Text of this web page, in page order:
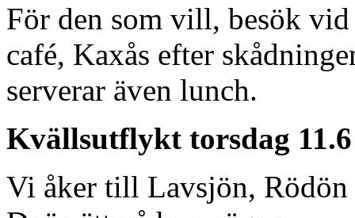
För den som vill, besök
café, Kaxås efter
serverar även lunch.
Kvällsutflykt torsdag 11.6
Vi åker till Lavsjön,